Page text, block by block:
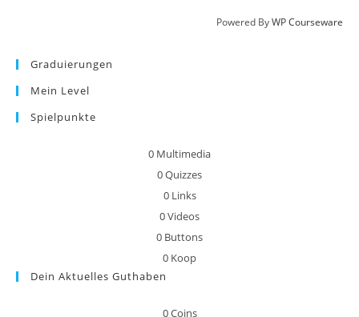
Powered ByWP Courseware
Graduierungen
Mein Level
Spielpunkte
0 Multimedia
0Quizzes
0 Links
0Videos
0 Buttons
0 Koop
Dein Aktuelles Guthaben
0Coins